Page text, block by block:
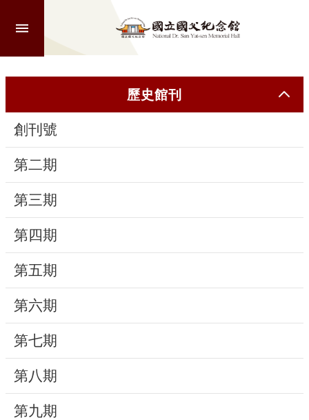
階
尋
認
識
本
館
參
觀
動
線
上
源
歷史館刊
創刊號
第二期
第三期
第四期
第五期
第六期
第七期
第八期
第九期